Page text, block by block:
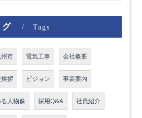
グ Tags
市 電気工事 会社概要
拶 ビジョン 事業案内
人物像 採用Q&A 社員紹介